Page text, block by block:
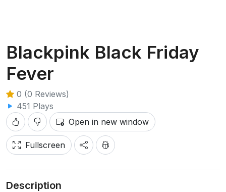
Blackpink Black Friday
Fever
0 (0 Reviews)
451 Plays
Open in new window
Fullscreen
Description